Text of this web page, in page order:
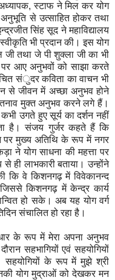
स्टाफ ने मिल कर योग
से उत्साहित होकर तथा
सिंह सूद ने महाविद्यालय
भी प्रदान की। इस योग
जी तथा जे पी शुक्ला जी का भी
आए अनुभवों को साझा करते
संुदर कविता का वाचन भी
से जीवन में अच्छा अनुभव होने
तनाव मुक्त अनुभव करने लगे हैं।
उगते हुए सूर्य का दर्शन नहीं
है। संजय गुर्जर कहते हैं कि
पर मुख्य अतिथि के रूप में नगर
ने योग साधना की महत्ता पर
ही लाभकारी बताया। उन्होंने
कि वे किशनगढ़ में विवेकानन्द
किशनगढ़ में केन्द्र कार्य
हो सके। अब यह योग वर्ग
संचालित हो रहा है।
के रूप में मेरा अपना अनुभव
सहभागियों एवं सहयोगियों
सहयोगियों के रूप में मुझे श्री
योग मुद्राओं को देखकर मन